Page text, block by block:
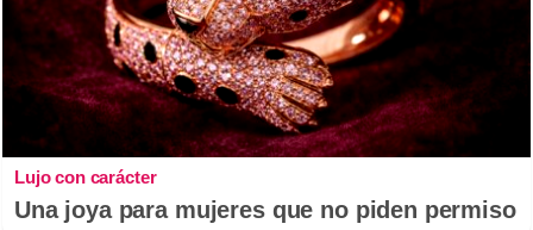
Lujo con carácter
Una joya para mujeres que no piden permiso